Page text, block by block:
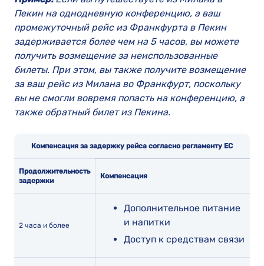
Пекин на однодневную конференцию, а ваш
промежуточный рейс из Франкфурта в Пекин
задерживается более чем на 5 часов, вы можете
получить возмещение за неиспользованные
билеты. При этом, вы также получите возмещение
за ваш рейс из Милана во Франкфурт, поскольку
вы не смогли вовремя попасть на конференцию, а
также обратный билет из Пекина.
Компенсация за задержку рейса согласно регламенту ЕС
Продолжительность
задержки
Компенсация
2 часа и более
Дополнительное питание
и напитки
Доступ к средствам связи